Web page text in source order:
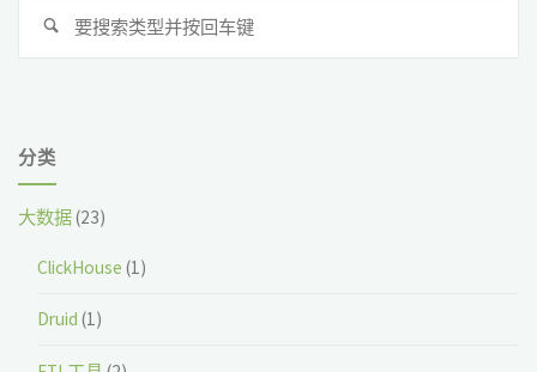
搜
分类
大数据(23)
ClickHouse (1)
Druid (1)